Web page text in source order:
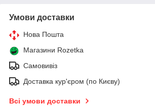
Умови доставки
Нова Пошта
Магазини Rozetka
Самовивіз
Доставка кур'єром (по Києву)
Всі умови доставки